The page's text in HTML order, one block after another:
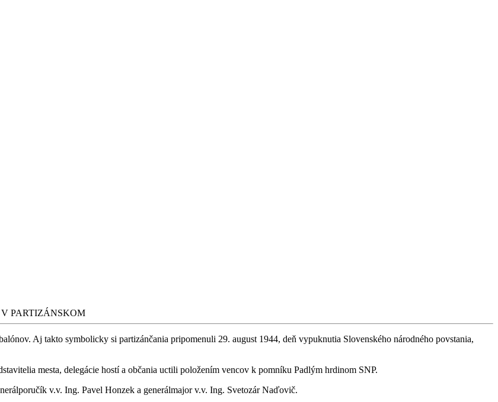
V PARTIZÁNSKOM
Aj takto symbolicky si partizánčania pripomenuli 29. august 1944, deň vypuknutia Slovenského národného povstania,
mesta, delegácie hostí a občania uctili položením vencov k pomníku Padlým hrdinom SNP.
v.v. Ing. Pavel Honzek a generálmajor v.v. Ing. Svetozár Naďovič.